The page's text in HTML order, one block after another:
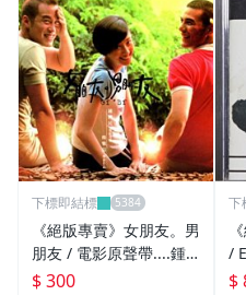
下標即結標
《絕版專賣》女朋友。男
朋友 / 電影原聲帶....鍾
興民 電影音樂
$ 300
下
/
$